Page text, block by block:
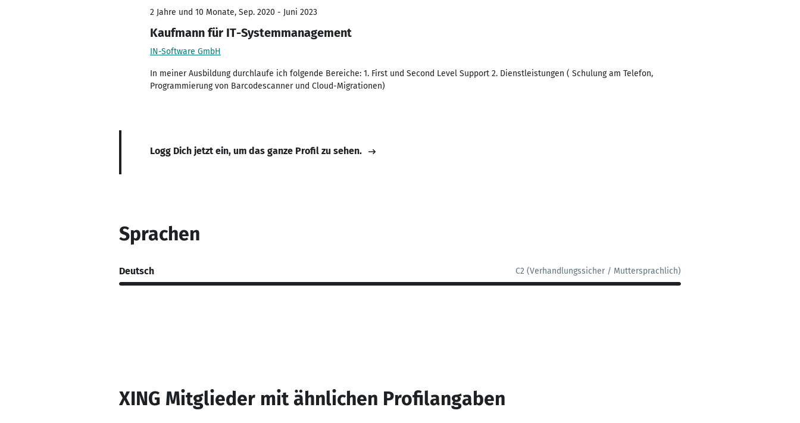
2 Jahre und 10 Monate, Sep. 2020 - Juni 2023
Kaufmann für IT-Systemmanagement
IN-Software GmbH
In meiner Ausbildung durchlaufe ich folgende Bereiche: 1. First und Second Level Support 2. Dienstleistungen ( Schulung am Telefon,
Programmierung von Barcodescanner und Cloud-Migrationen)
Logg Dich jetzt ein, um das ganze Profil zu sehen.
Sprachen
Deutsch C2 (Verhandlungssicher / Muttersprachlich)
XING Mitglieder mit ähnlichen Profilangaben